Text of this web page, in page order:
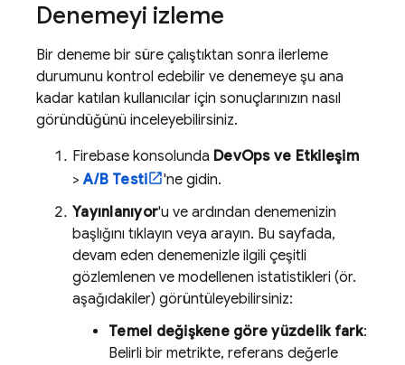
Denemeyi izleme
Bir deneme bir süre çalıştıktan sonra ilerleme
durumunu kontrol edebilir ve denemeye şu ana
kadar katılan kullanıcılar için sonuçlarınızın nasıl
göründüğünü inceleyebilirsiniz.
Firebase konsolunda DevOps ve Etkileşim
>A/B Testi
'ne gidin.
Yayınlanıyor'u ve ardından denemenizin
başlığını tıklayın veya arayın. Bu sayfada,
devam eden denemenizle ilgili çeşitli
gözlemlenen ve modellenen istatistikleri (ör.
aşağıdakiler) görüntüleyebilirsiniz:
Temel değişkene göre yüzdelik fark:
Belirli bir metrikte, referans değerle